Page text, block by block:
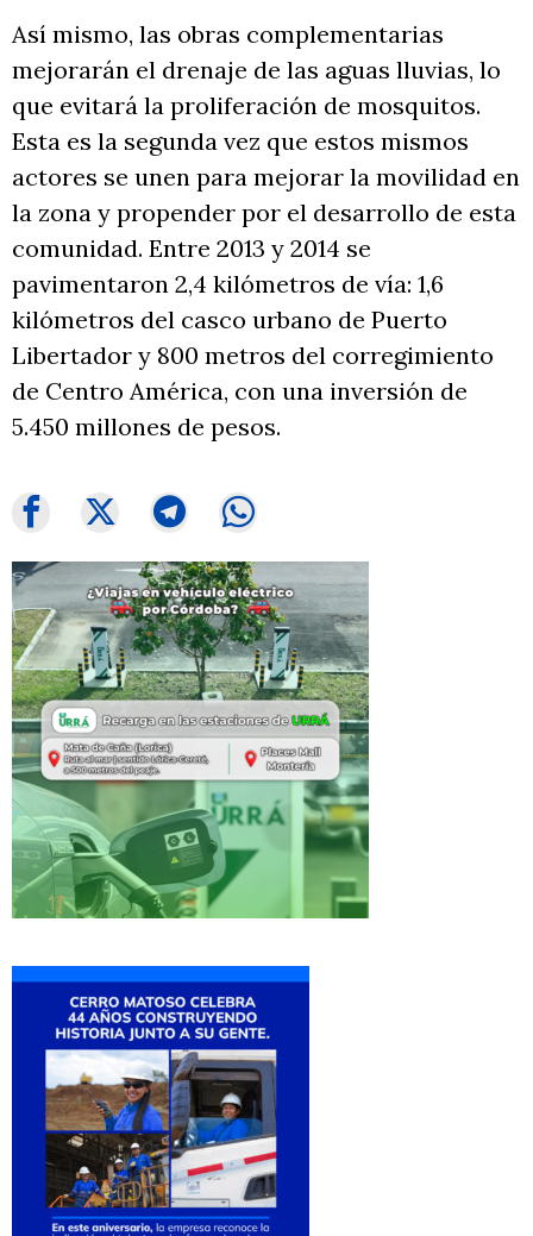
Así mismo, las obras complementarias
mejorarán el drenaje de las aguas lluvias, lo
que evitará la proliferación de mosquitos.
Esta es la segunda vez que estos mismos
actores se unen para mejorar la movilidad en
la zona y propender por el desarrollo de esta
comunidad. Entre 2013 y 2014 se
pavimentaron 2,4 kilómetros de vía: 1,6
kilómetros del casco urbano de Puerto
Libertador y 800 metros del corregimiento
de Centro América, con una inversión de
5.450 millones de pesos.